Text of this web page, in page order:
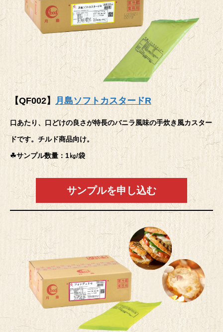
【QF002】 月島ソフトカスタードR
口あたり、口どけの良さが特長のバニラ風味の手炊き風カスター
ドです。チルド商品向け。
☘サンプル数量：1㎏/袋
サンプルを申し込む